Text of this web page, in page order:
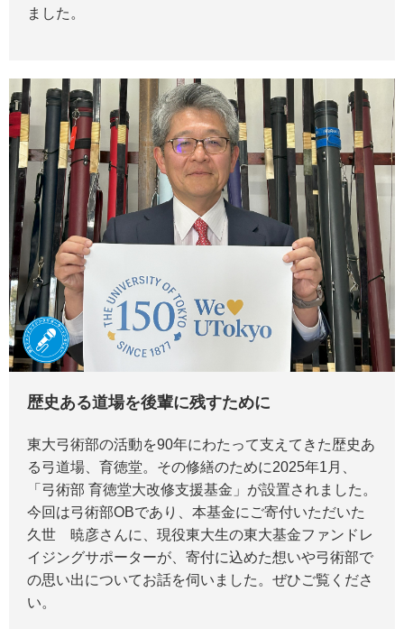
ました。
歴史ある道場を後輩に残すために
東大弓術部の活動を90年にわたって支えてきた歴史あ
る弓道場、育徳堂。その修繕のために2025年1月、
「弓術部 育徳堂大改修支援基金」が設置されました。
今回は弓術部OBであり、本基金にご寄付いただいた
久世 暁彦さんに、現役東大生の東大基金ファンドレ
イジングサポーターが、寄付に込めた想いや弓術部で
の思い出についてお話を伺いました。ぜひご覧くださ
い。